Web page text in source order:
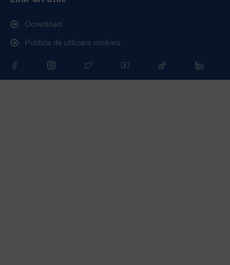
Download
Politica de utilizare cookies